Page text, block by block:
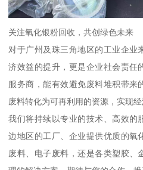
关注氧化银粉回收，共创绿色未来
对于广州及珠三角地区的工业企业
济效益的提升，更是企业社会责任
服务商，能有效避免废料堆积带来
废料转化为可再利用的资源，实现
我们将持续以专业的技术、高效的
边地区的工厂、企业提供优质的氧
废料、电子废料，还是各类塑胶、